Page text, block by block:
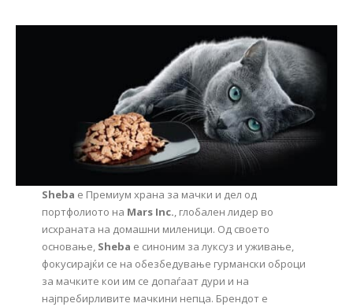
Sheba е Премиум храна за мачки и дел од
портфолиото на Mars Inc., глобален лидер во
исхраната на домашни миленици. Од своето
основање, Sheba е синоним за луксуз и уживање,
фокусирајќи се на обезбедување гурмански оброци
за мачките кои им се допаѓаат дури и на
најпребирливите мачкини непца. Брендот е